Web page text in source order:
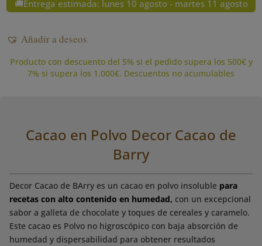
🚚Entrega estimada: lunes 10 agosto - martes 11 agosto
Añadir a deseos
Producto con descuento del 5% si el pedido supera los 500€ y
7% si supera los 1.000€. Descuentos no acumulables
Cacao en Polvo Decor Cacao de
Barry
Decor Cacao de BArry es un cacao en polvo insoluble para
recetas con alto contenido en humedad, con un excepcional
sabor a galleta de chocolate y toques de cereales y caramelo.
Este cacao es Polvo no higroscópico con baja absorción de
humedad y dispersabilidad para obtener resultados